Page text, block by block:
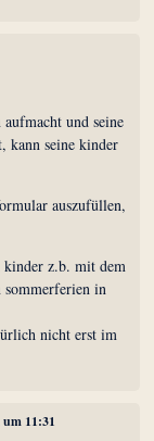
und seine
kann seine kinder
auszufüllen,
z.b. mit dem
in
nicht erst im
11:31